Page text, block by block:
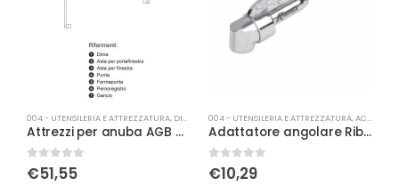
004 - UTENSILERIA E ATTREZZATURA, DIME
Attrezzi per anuba AGB Ø09 filo
0Su 5
€51,55
004 - UTENSILERIA E ATTREZZATURA,ACCESSORI VARI
Adattatore angolare Ribimex
0Su 5
€10,29